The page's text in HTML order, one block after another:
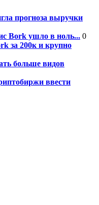
прогноза выручки
Bork ушло в ноль... 0
за 200к и крупно
больше видов
ввести